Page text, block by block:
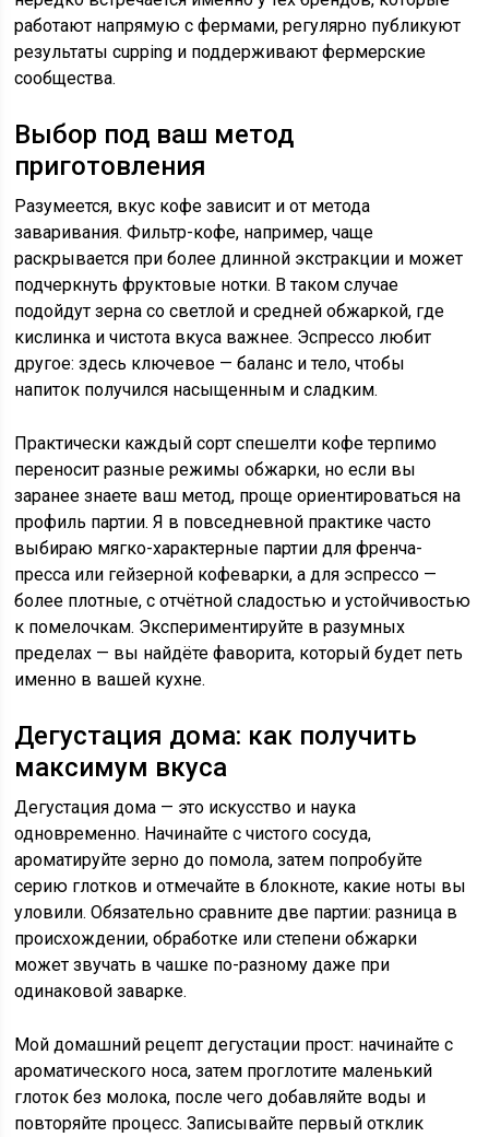
работают напрямую с фермами, регулярно публикуют
результаты cupping и поддерживают фермерские
сообщества.
Выбор под ваш метод
приготовления
Разумеется, вкус кофе зависит и от метода
заваривания. Фильтр-кофе, например, чаще
раскрывается при более длинной экстракции и может
подчеркнуть фруктовые нотки. В таком случае
подойдут зерна со светлой и средней обжаркой, где
кислинка и чистота вкуса важнее. Эспрессо любит
другое: здесь ключевое — баланс и тело, чтобы
напиток получился насыщенным и сладким.
Практически каждый сорт спешелти кофе терпимо
переносит разные режимы обжарки, но если вы
заранее знаете ваш метод, проще ориентироваться на
профиль партии. Я в повседневной практике часто
выбираю мягко-характерные партии для френча-
пресса или гейзерной кофеварки, а для эспрессо —
более плотные, с отчётной сладостью и устойчивостью
к помелочкам. Экспериментируйте в разумных
пределах — вы найдёте фаворита, который будет петь
именно в вашей кухне.
Дегустация дома: как получить
максимум вкуса
Дегустация дома — это искусство и наука
одновременно. Начинайте с чистого сосуда,
ароматируйте зерно до помола, затем попробуйте
серию глотков и отмечайте в блокноте, какие ноты вы
уловили. Обязательно сравните две партии: разница в
происхождении, обработке или степени обжарки
может звучать в чашке по-разному даже при
одинаковой заварке.
Мой домашний рецепт дегустации прост: начинайте с
ароматического носа, затем проглотите маленький
глоток без молока, после чего добавляйте воды и
повторяйте процесс. Записывайте первый отклик